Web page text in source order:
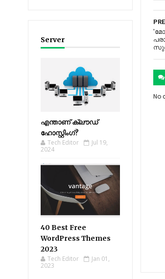
Server
എന്താണ് ക്ലൗഡ്
ഹോസ്റ്റിംഗ്?
Tech Editor
Jul 19,
2024
40 Best Free
WordPress Themes
2023
Tech Editor
Jan 01,
2023
No